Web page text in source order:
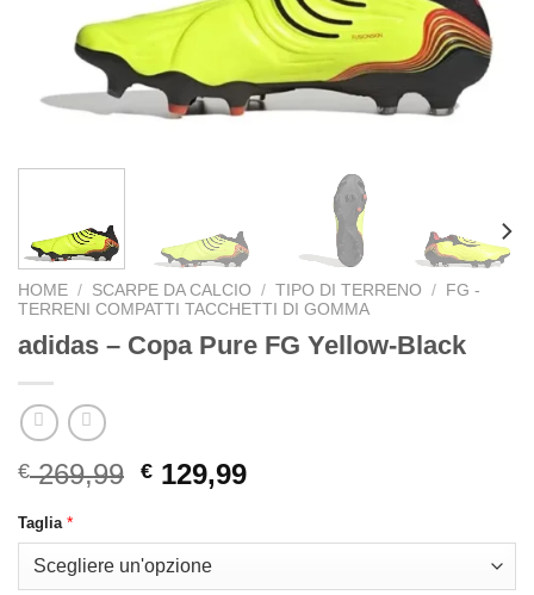
HOME / SCARPE DA CALCIO / TIPO DI TERRENO /
FG -
TERRENI COMPATTI TACCHETTI DI GOMMA
adidas – Copa Pure FG Yellow-Black
€269,99 Original
€ 269,99.
€ 129,99Current
Taglia *